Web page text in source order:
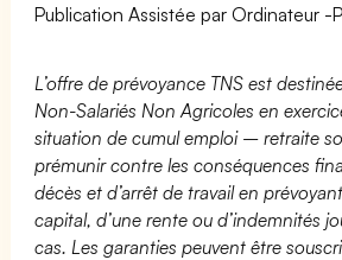
Publication Assistée par Ordinateur -
L’offre de prévoyance TNS est
Non-Salariés Non Agricoles en
situation de cumul emploi – retraite
prémunir contre les conséquences
décès et d’arrêt de travail en
capital, d’une rente ou d’indemnités
cas. Les garanties peuvent être